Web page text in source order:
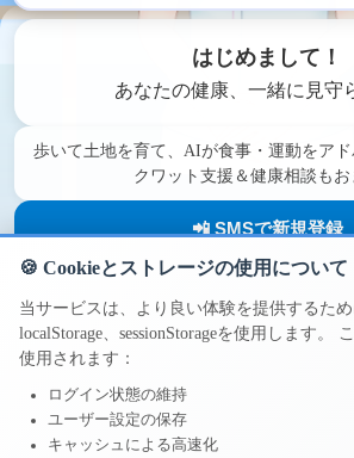
はじめまして！
あなたの健康、一緒に見守
歩いて土地を育て、AIが食事・運動をア
クワット支援＆健康相談も
📲 SMSで新規登録
🔑 ログイン
🍪 Cookieとストレージの使用について
当サービスは、より良い体験を提供するため
localStorage、sessionStorageを使用します。
使用されます：
ログイン状態の維持
ユーザー設定の保存
キャッシュによる高速化